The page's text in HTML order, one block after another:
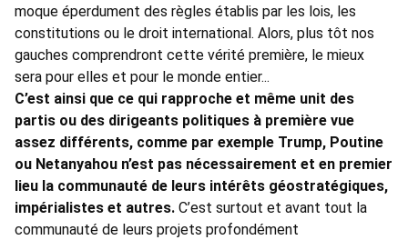
moque éperdument des règles établis par les lois, les
constitutions ou le droit international. Alors, plus tôt nos
gauches comprendront cette vérité première, le mieux
sera pour elles et pour le monde entier...
C’est ainsi que ce qui rapproche et même unit des
partis ou des dirigeants politiques à première vue
assez différents, comme par exemple Trump, Poutine
ou Netanyahou n’est pas nécessairement et en premier
lieu la communauté de leurs intérêts géostratégiques,
impérialistes et autres. C’est surtout et avant tout la
communauté de leurs projets profondément